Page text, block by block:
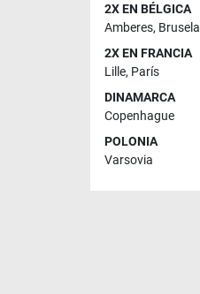
2X EN BÉLGICA
Amberes,
2X EN FRANCIA
Lille, París
DINAMARCA
Copenhague
POLONIA
Varsovia